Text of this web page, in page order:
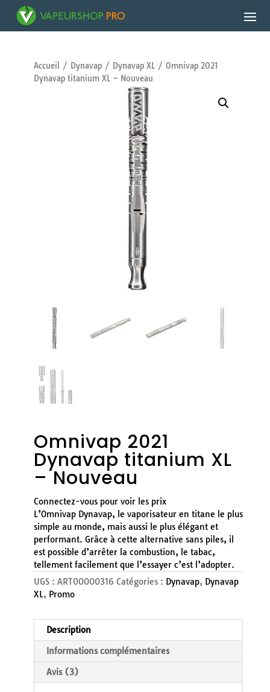
Accueil / Dynavap/ Dynavap XL/ Omnivap 2021
Dynavap titanium XL – Nouveau
Omnivap 2021
Dynavap titanium XL
– Nouveau
Connectez-vous pour voir les prix
L’Omnivap Dynavap, le vaporisateur en titane le plus
simple au monde, mais aussi le plus élégant et
performant. Grâce à cette alternative sans piles, il
est possible d’arrêter la combustion, le tabac,
tellement facilement que l’essayer c’est l’adopter.
UGS : ART00000316 Catégories : Dynavap, Dynavap
XL, Promo
Description
Informations complémentaires
Avis (3)